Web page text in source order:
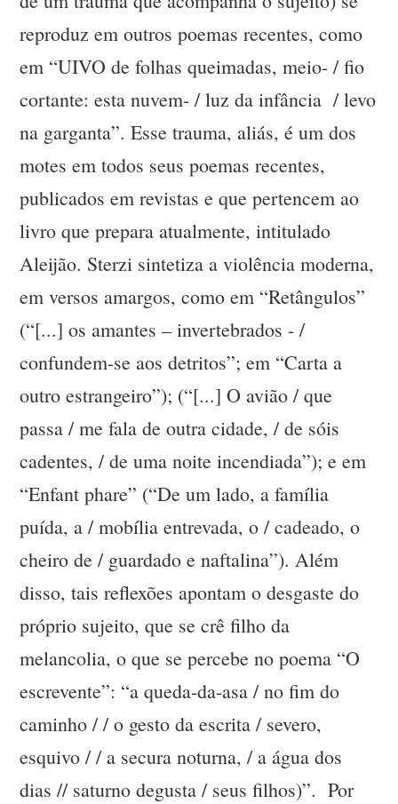
reproduz em outros poemas recentes, como
em “UIVO de folhas queimadas, meio- / fio
cortante: esta nuvem- / luz da infância / levo
na garganta”. Esse trauma, aliás, é um dos
motes em todos seus poemas recentes,
publicados em revistas e que pertencem ao
livro que prepara atualmente, intitulado
Aleijão. Sterzi sintetiza a violência moderna,
em versos amargos, como em “Retângulos”
(“[...] os amantes – invertebrados - /
confundem-se aos detritos”; em “Carta a
outro estrangeiro”); (“[...] O avião / que
passa / me fala de outra cidade, / de sóis
cadentes, / de uma noite incendiada”); e em
“Enfant phare” (“De um lado, a família
puída, a / mobília entrevada, o / cadeado, o
cheiro de / guardado e naftalina”). Além
disso, tais reflexões apontam o desgaste do
próprio sujeito, que se crê filho da
melancolia, o que se percebe no poema “O
escrevente”: “a queda-da-asa / no fim do
caminho / / o gesto da escrita / severo,
esquivo / / a secura noturna, / a água dos
dias // saturno degusta / seus filhos)”. Por